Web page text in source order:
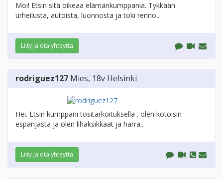
Moi! Etsin sitä oikeaa elämänkumppania. Tykkään
urheilusta, autoista, luonnosta ja toki renno...
Liity ja ota yhteyttä
rodriguez127 Mies, 18v Helsinki
Hei. Etsin kumppani tositarkoituksella . olen kotoisin
espanjasta ja olen lihaksikkaat ja harra...
Liity ja ota yhteyttä